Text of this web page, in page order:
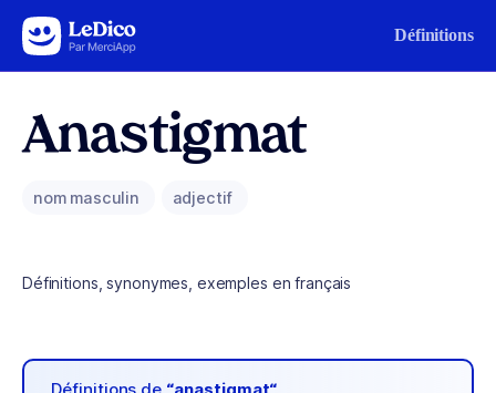
Aller au contenu Définitions
Anastigmat
nom masculin adjectif
Définitions, synonymes, exemples en français